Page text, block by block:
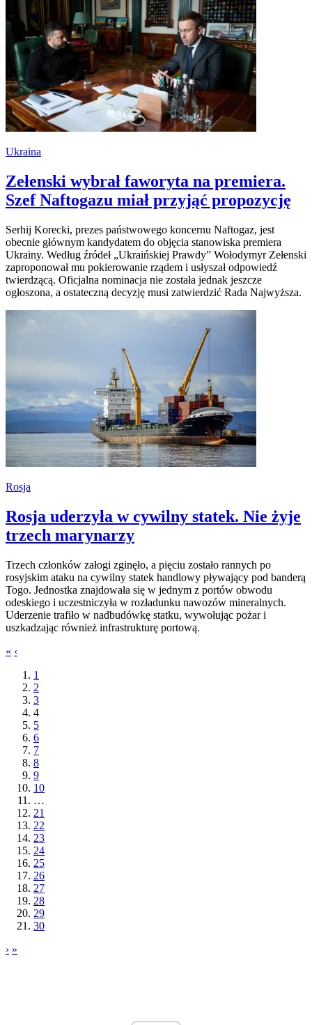
Ukraina
Zełenski wybrał faworyta na premiera.
Szef Naftogazu miał przyjąć propozycję
Serhij Korecki, prezes państwowego koncernu Naftogaz, jest
obecnie głównym kandydatem do objęcia stanowiska premiera
Ukrainy. Według źródeł „Ukraińskiej Prawdy” Wołodymyr Zełenski
zaproponował mu pokierowanie rządem i usłyszał odpowiedź
twierdzącą. Oficjalna nominacja nie została jednak jeszcze
ogłoszona, a ostateczną decyzję musi zatwierdzić Rada Najwyższa.
Rosja
Rosja uderzyła w cywilny statek. Nie żyje
trzech marynarzy
Trzech członków załogi zginęło, a pięciu zostało rannych po
rosyjskim ataku na cywilny statek handlowy pływający pod banderą
Togo. Jednostka znajdowała się w jednym z portów obwodu
odeskiego i uczestniczyła w rozładunku nawozów mineralnych.
Uderzenie trafiło w nadbudówkę statku, wywołując pożar i
uszkadzając również infrastrukturę portową.
« ‹
1
2
3
4
5
6
7
8
9
10
…
21
22
23
24
25
26
27
28
29
30
› »